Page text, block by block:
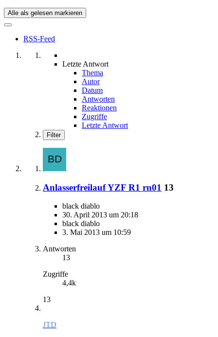
Alle als gelesen markieren
RSS-Feed
Letzte Antwort
Thema
Autor
Datum
Antworten
Reaktionen
Zugriffe
Letzte Antwort
Filter
Anlasserfreilauf YZF R1 rn01 13
black diablo
30. April 2013 um 20:18
black diablo
3. Mai 2013 um 10:59
Antworten
13
Zugriffe
4,4k
13
JTD